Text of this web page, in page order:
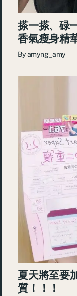
搽一搽、碌
香氣瘦身精
Byamyng_amy
夏天將至要
質！！！